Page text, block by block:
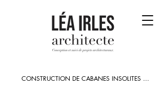
CONSTRUCTION DE CABANES INSOLITES